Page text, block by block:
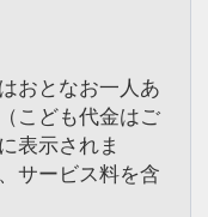
おとなお一人あ
こども代金はご
表示されま
サービス料を含